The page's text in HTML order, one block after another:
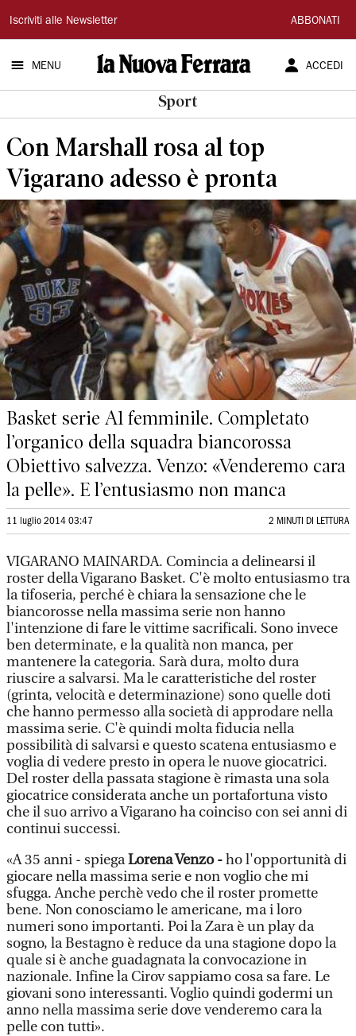
La
Nuova
Ferrara
Iscriviti alle Newsletter ABBONATI
MENU ACCEDI
Sport
Con Marshall rosa al top
Vigarano adesso è pronta
Basket serie A1 femminile. Completato
l’organico della squadra biancorossa
Obiettivo salvezza. Venzo: «Venderemo cara
la pelle». E l’entusiasmo non manca
11 luglio 2014 03:47 2 MINUTI DI LETTURA
VIGARANO MAINARDA. Comincia a delinearsi il
roster della Vigarano Basket. C'è molto entusiasmo tra
la tifoseria, perché è chiara la sensazione che le
biancorosse nella massima serie non hanno
l'intenzione di fare le vittime sacrificali. Sono invece
ben determinate, e la qualità non manca, per
mantenere la categoria. Sarà dura, molto dura
riuscire a salvarsi. Ma le caratteristiche del roster
(grinta, velocità e determinazione) sono quelle doti
che hanno permesso alla società di approdare nella
massima serie. C'è quindi molta fiducia nella
possibilità di salvarsi e questo scatena entusiasmo e
voglia di vedere presto in opera le nuove giocatrici.
Del roster della passata stagione è rimasta una sola
giocatrice considerata anche un portafortuna visto
che il suo arrivo a Vigarano ha coinciso con sei anni di
continui successi.
«A 35 anni - spiegaLorena Venzo -ho l'opportunità di
giocare nella massima serie e non voglio che mi
sfugga. Anche perchè vedo che il roster promette
bene. Non conosciamo le americane, ma i loro
numeri sono importanti. Poi la Zara è un play da
sogno, la Bestagno è reduce da una stagione dopo la
quale si è anche guadagnata la convocazione in
nazionale. Infine la Cirov sappiamo cosa sa fare. Le
giovani sono interessanti. Voglio quindi godermi un
anno nella massima serie dove venderemo cara la
pelle con tutti».